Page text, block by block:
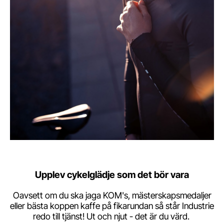
Upplev cykelglädje som det bör vara
Oavsett om du ska jaga KOM's, mästerskapsmedaljer
eller bästa koppen kaffe på fikarundan så står Industrie
redo till tjänst! Ut och njut - det är du värd.